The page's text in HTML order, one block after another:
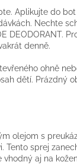
Aplikujte do
Nechte
DEODORANT.
denně.
ohně
dětí. Prázdný
olejom s
Tento sprej
aj na